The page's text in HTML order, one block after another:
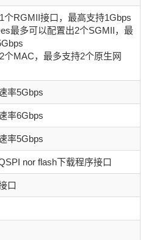
个RGMII接口，最高支持1Gbps
最多可以配置出2个SGMII，最
个MAC，最多支持2个原生网
率5Gbps
率6Gbps
率5Gbps
nor flash下载程序接口
口